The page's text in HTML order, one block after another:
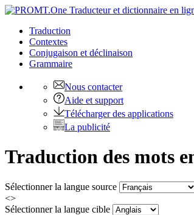
Traduction
Contextes
Conjugaison et déclinaison
Grammaire
Nous contacter
Aide et support
Télécharger des applications
La publicité
Traduction des mots
Sélectionner la langue source
<>
Sélectionner la langue cible